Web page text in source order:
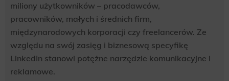
miliony użytkowników – pracodawców,
pracowników, małych i średnich firm,
międzynarodowych korporacji czy freelancerów. Ze
względu na swój zasięg i biznesową specyfikę
LinkedIn stanowi potężne narzędzie komunikacyjne i
reklamowe.